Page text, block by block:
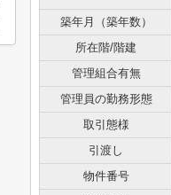
築年月（築年数）
所在階/階建
管理組合有無
管理員の勤務形態
取引態様
引渡し
物件番号